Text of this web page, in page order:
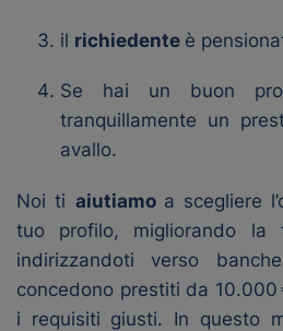
il richiedente è
Se hai un buon
tranquillamente un
avallo.
Noi ti aiutiamo a scegliere
tuo profilo, migliorando la
indirizzandoti verso
concedono prestiti da 10.000
i requisiti giusti. In questo